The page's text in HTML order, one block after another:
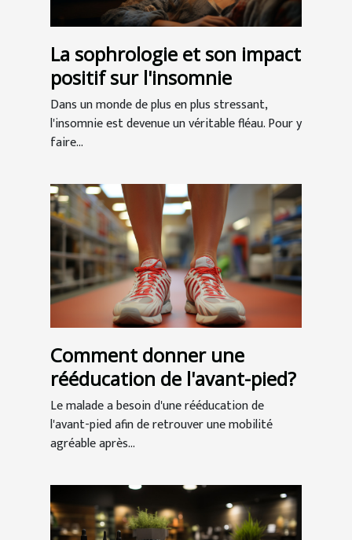
La sophrologie et son impact
positif sur l'insomnie
Dans un monde de plus en plus stressant,
l'insomnie est devenue un véritable fléau. Pour y
faire...
Comment donner une
rééducation de l'avant-pied?
Le malade a besoin d'une rééducation de
l'avant-pied afin de retrouver une mobilité
agréable après...